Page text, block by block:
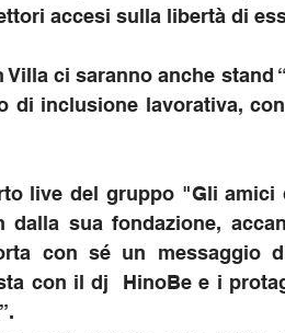
accesi sulla libertà di
ci saranno anche stand
di inclusione lavorativa,
live del gruppo "Gli
dalla sua fondazione,
con sé un messaggio
con il dj  HinoBe e i